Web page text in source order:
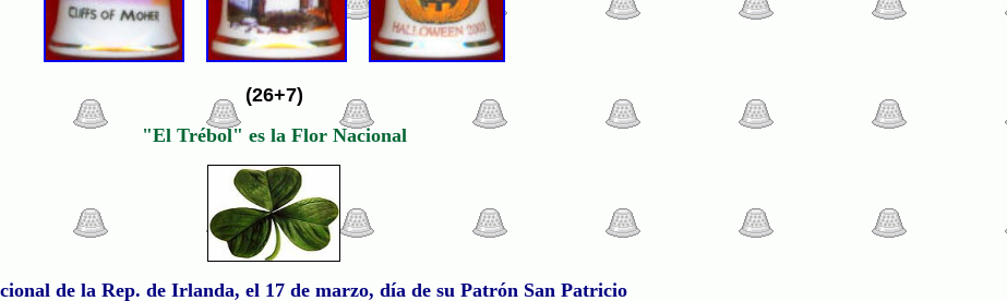
(26+7)
"El Trébol" es la Flor Nacional
de la Rep. de Irlanda, el 17 de marzo, día de su Patrón San Patricio